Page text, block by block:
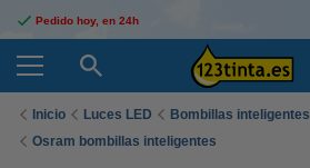
Pedido hoy, en 24h
Inicio Luces LED
Bombillas inteligentes
Osram bombillas inteligentes